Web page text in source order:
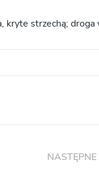
kryte strzechą;
NASTĘPNE